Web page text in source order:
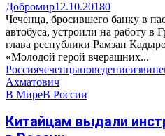
Добромир12.10.20180
Чеченца, бросившего банку в
автобуса, устроили на работу
глава республики Рамзан
«Молодой герой вчерашних...
Россиячеченцыповедение
Ахматович
В МиреВ России
Китайцам выдали